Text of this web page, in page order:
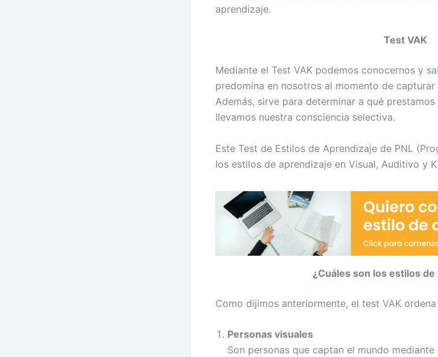
aprendizaje.
Test VAK
Mediante el Test VAK podemos conocernos y
predomina en nosotros al momento de
Además, sirve para determinar a qué
llevamos nuestra consciencia selectiva.
Este Test de Estilos de Aprendizaje de PNL
los estilos de aprendizaje en Visual, Auditivo y
¿Cuáles son los estilos
Como dijimos anteriormente, el test VAK
Personas visuales
Son personas que captan el mundo